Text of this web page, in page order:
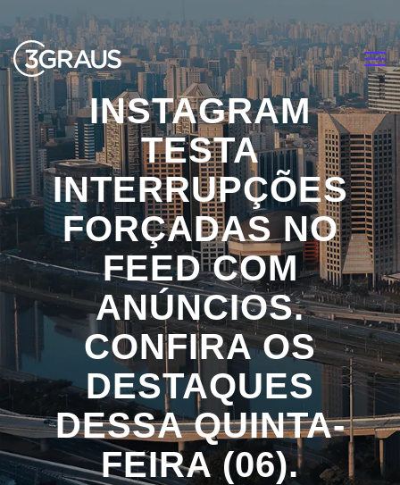
INSTAGRAM
TESTA
INTERRUPÇÕES
FORÇADAS NO
FEED COM
ANÚNCIOS.
CONFIRA OS
DESTAQUES
DESSA QUINTA-
FEIRA (06).